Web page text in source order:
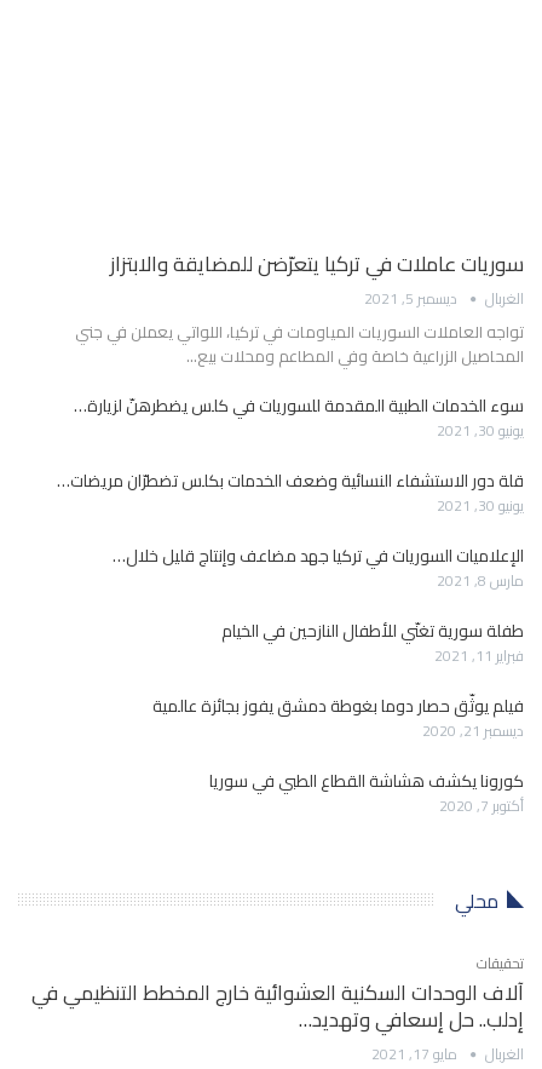
سوريات عاملات في تركيا يتعرّضن للمضايقة والابتزاز
الغربال ديسمبر 5, 2021
تواجه العاملات السوريات المياومات في تركيا، اللواتي يعملن في جني
المحاصيل الزراعية خاصة وفي المطاعم ومحلات بيع…
سوء الخدمات الطبية المقدمة للسوريات في كلس يضطرهنّ لزيارة…
يونيو 30, 2021
قلة دور الاستشفاء النسائية وضعف الخدمات بكلس تضطرّان مريضات…
يونيو 30, 2021
الإعلاميات السوريات في تركيا جهد مضاعف وإنتاج قليل خلال…
مارس 8, 2021
طفلة سورية تغنّي للأطفال النازحين في الخيام
فبراير 11, 2021
فيلم يوثّق حصار دوما بغوطة دمشق يفوز بجائزة عالمية
ديسمبر 21, 2020
كورونا يكشف هشاشة القطاع الطبي في سوريا
أكتوبر 7, 2020
محلي
تحقيقات
آلاف الوحدات السكنية العشوائية خارج المخطط التنظيمي في
إدلب.. حل إسعافي وتهديد…
الغربال مايو 17, 2021